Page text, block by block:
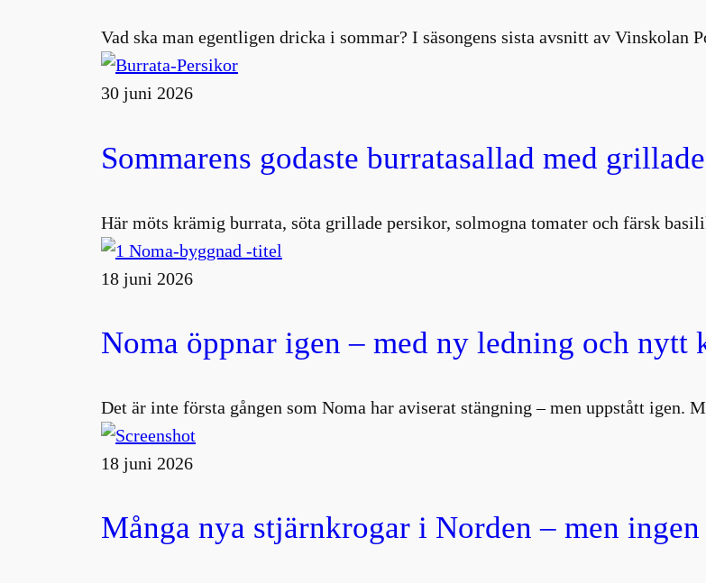
Vad ska man egentligen dricka i sommar? I säsongens sista avsnitt av Vinskolan
30 juni 2026
Sommarens godaste burratasallad med
Här möts krämig burrata, söta grillade persikor, solmogna tomater och färsk
18 juni 2026
Noma öppnar igen – med ny ledning och nytt
Det är inte första gången som Noma har aviserat stängning – men uppstått igen.
18 juni 2026
Många nya stjärnkrogar i Norden – men